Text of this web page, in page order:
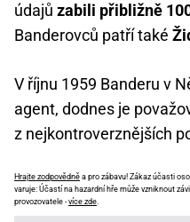
údajů zabili přibližně
Banderovců patří také
V říjnu 1959 Banderu v
agent, dodnes je
z nejkontroverznějších
Hrajte zodpovědně a pro zábavu! Zákaz účasti
varuje: Účastí na hazardní hře může vzniknout
provozovatele -více zde.